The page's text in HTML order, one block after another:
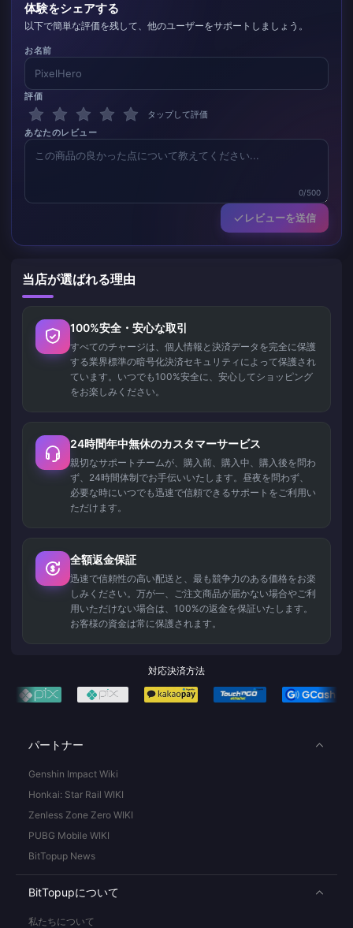
体験をシェアする
以下で簡単な評価を残して、他のユーザーをサポートしましょう。
お名前
評価
タップして評価
あなたのレビュー
0/500
レビューを送信
当店が選ばれる理由
100%安全・安心な取引
すべてのチャージは、個人情報と決済データを完全に保護
する業界標準の暗号化決済セキュリティによって保護され
ています。いつでも100%安全に、安心してショッピング
をお楽しみください。
24時間年中無休のカスタマーサービス
親切なサポートチームが、購入前、購入中、購入後を問わ
ず、24時間体制でお手伝いいたします。昼夜を問わず、
必要な時にいつでも迅速で信頼できるサポートをご利用い
ただけます。
全額返金保証
迅速で信頼性の高い配送と、最も競争力のある価格をお楽
しみください。万が一、ご注文商品が届かない場合やご利
用いただけない場合は、100%の返金を保証いたします。
お客様の資金は常に保護されます。
対応決済方法
パートナー
Genshin Impact Wiki
Honkai: Star Rail WIKI
Zenless Zone Zero WIKI
PUBG Mobile WIKI
BitTopup News
BitTopupについて
私たちについて